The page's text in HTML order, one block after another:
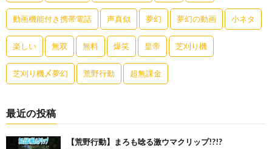
動画機能付き携帯電話 声真似 夢幻 夢幻の動画 小ネタ
楽しい 無双 無料 爆笑 皇帝 芝刈り機
芝刈り機〆夢幻 荒野行動 超無課金
最近の投稿
【荒野行動】まろも唸る激ウマクリップ!?!?